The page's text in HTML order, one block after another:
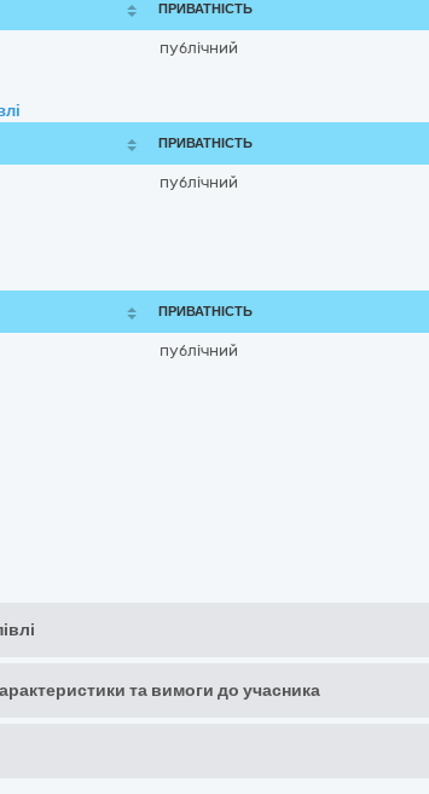
ПРИВАТНІСТЬ
публічний
ПРИВАТНІСТЬ
публічний
ПРИВАТНІСТЬ
публічний
характеристики та вимоги до учасника